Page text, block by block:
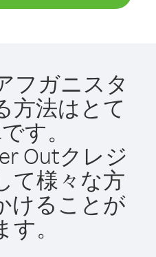
フガニスタ
方法はとて
す。
Outクレジ
て様々な方
けることが
。